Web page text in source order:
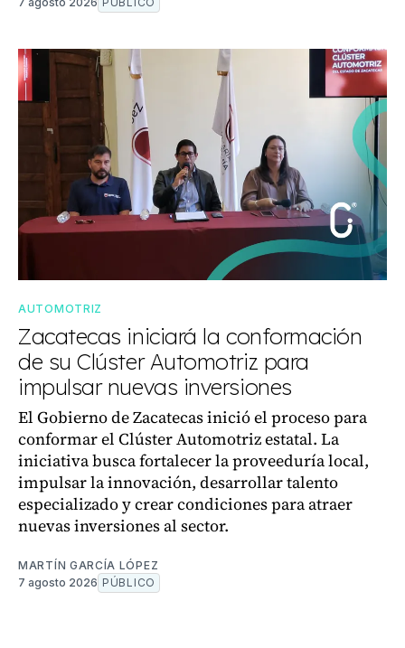
AUTOMOTRIZ
Zacatecas iniciará la conformación
de su Clúster Automotriz para
impulsar nuevas inversiones
El Gobierno de Zacatecas inició el proceso para
conformar el Clúster Automotriz estatal. La
iniciativa busca fortalecer la proveeduría local,
impulsar la innovación, desarrollar talento
especializado y crear condiciones para atraer
nuevas inversiones al sector.
MARTÍN GARCÍA LÓPEZ
7 agosto 2026 PÚBLICO